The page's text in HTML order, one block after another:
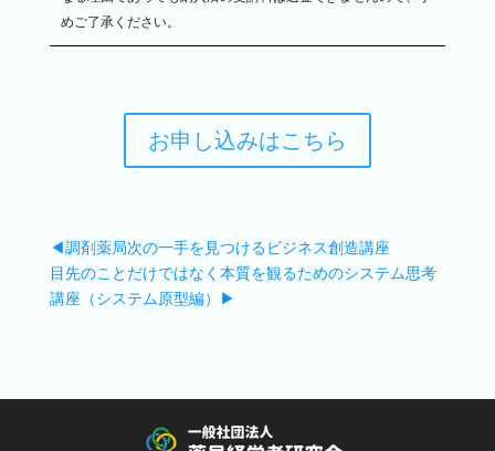
めご了承ください。
お申し込みはこちら
◀調剤薬局次の一手を見つけるビジネス創造講座
目先のことだけではなく本質を観るためのシステム思考
講座（システム原型編）▶